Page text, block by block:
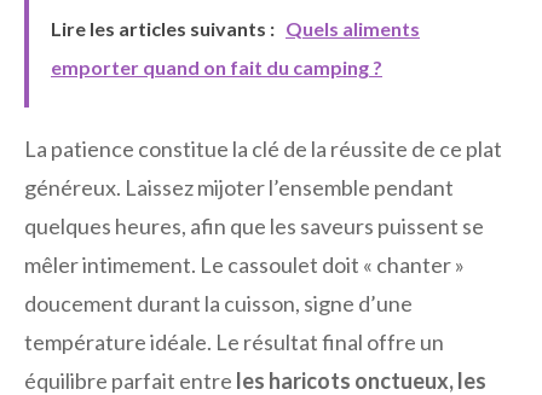
Lire les articles suivants : Quels aliments
emporter quand on fait du camping ?
La patience constitue la clé de la réussite de ce plat
généreux. Laissez mijoter l’ensemble pendant
quelques heures, afin que les saveurs puissent se
mêler intimement. Le cassoulet doit « chanter »
doucement durant la cuisson, signe d’une
température idéale. Le résultat final offre un
équilibre parfait entre les haricots onctueux, les